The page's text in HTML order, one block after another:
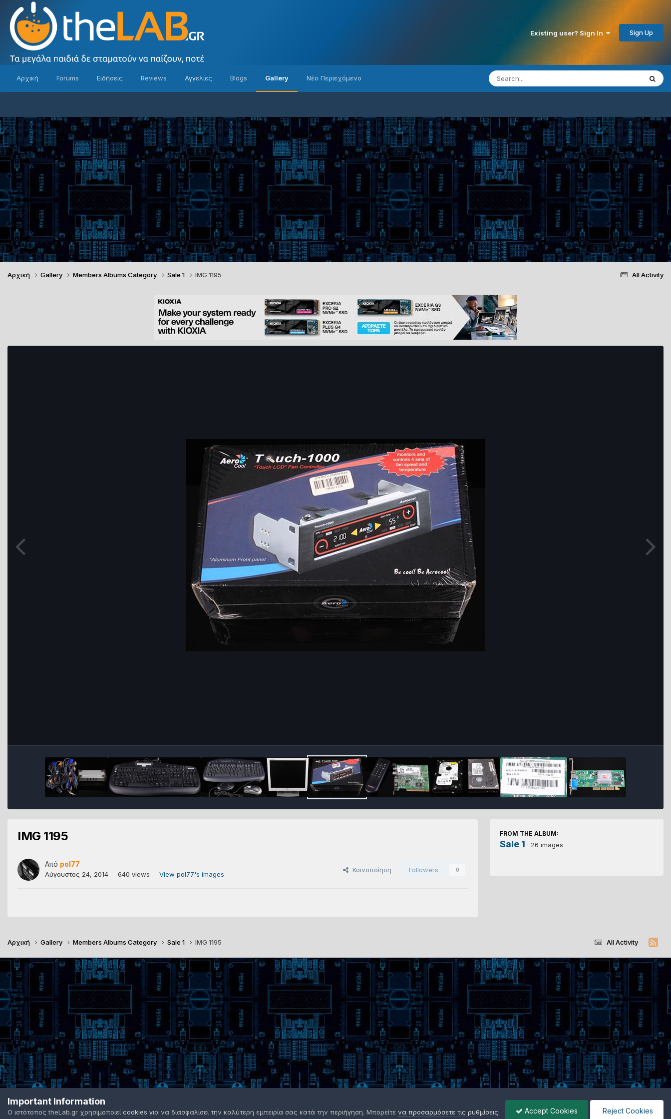
Existing user? Sign In Sign Up
Αρχική Forums Ειδήσεις Reviews Αγγελίες Blogs Gallery Νέο Περιεχόμενο
All Activity
Αρχική Gallery Members Albums Category Sale 1 IMG 1195
IMG 1195
Από pol77
Αύγουστος 24, 2014 640 views View pol77's images
Κοινοποίηση Followers 0
FROM THE ALBUM:
Sale 1 · 26 images
All Activity
Αρχική Gallery Members Albums Category Sale 1 IMG 1195
Important Information
Ο ιστότοπος theLab.gr χρησιμοποιεί cookies για να διασφαλίσει την καλύτερη εμπειρία σας κατά την περιήγηση. Μπορείτε να προσαρμόσετε τις ρυθμίσεις
Accept Cookies Reject Cookies